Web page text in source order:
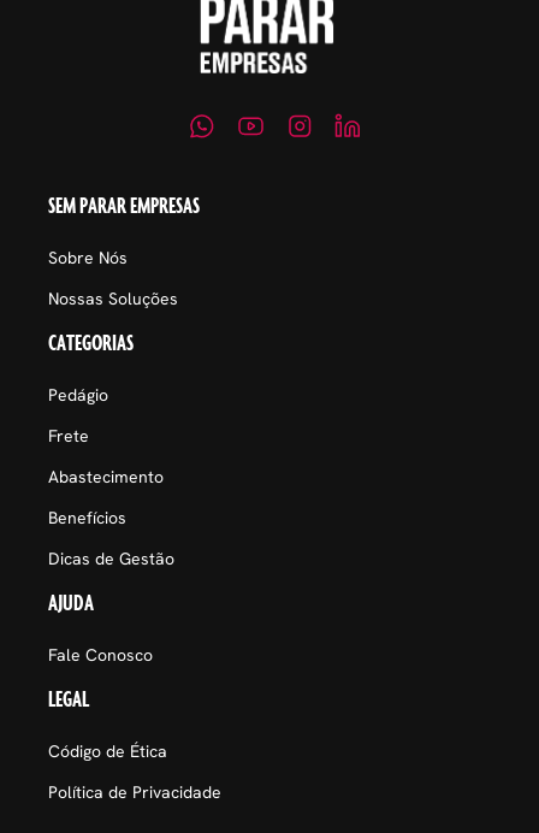
SEM PARAR EMPRESAS
Sobre Nós
Nossas Soluções
CATEGORIAS
Pedágio
Frete
Abastecimento
Benefícios
Dicas de Gestão
AJUDA
Fale Conosco
LEGAL
Código de Ética
Política de Privacidade